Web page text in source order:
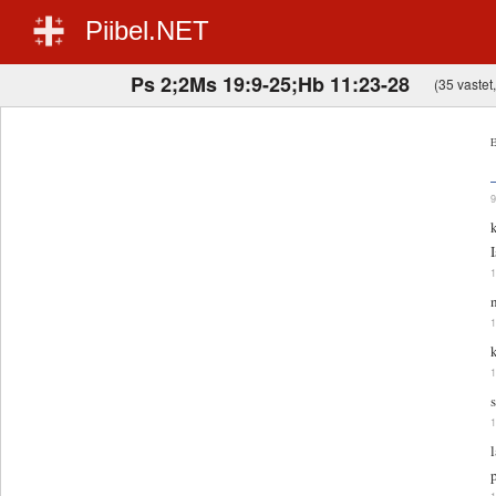
Piibel.NET
Ps 2;2Ms 19:9-25;Hb 11:23-28 (35
9